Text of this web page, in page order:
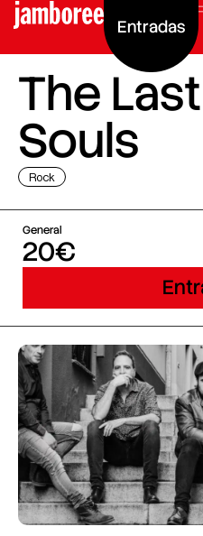
Entradas
The Last
Souls
Rock
General
20€